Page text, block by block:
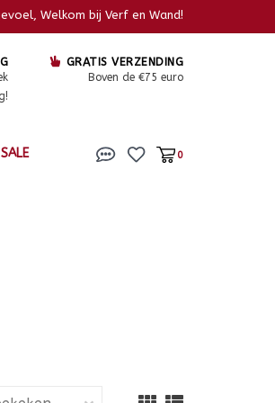
Welkom bij Verf en Wand!
GRATIS VERZENDING
Boven de €75 euro
SALE 0